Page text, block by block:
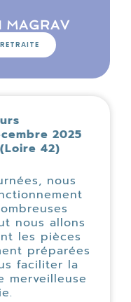
MAGRAV
2025
(Loire 42)
nous
nous allons
les pièces
préparées
faciliter la
merveilleuse